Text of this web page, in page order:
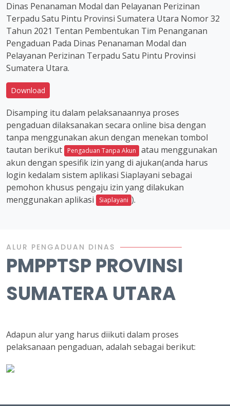
Dinas Penanaman Modal dan Pelayanan Perizinan
Terpadu Satu Pintu Provinsi Sumatera Utara Nomor 32
Tahun 2021 Tentan Pembentukan Tim Penanganan
Pengaduan Pada Dinas Penanaman Modal dan
Pelayanan Perizinan Terpadu Satu Pintu Provinsi
Sumatera Utara.
Download
Disamping itu dalam pelaksanaannya proses
pengaduan dilaksanakan secara online bisa dengan
tanpa menggunakan akun dengan menekan tombol
tautan berikut
Pengaduan Tanpa Akun
atau menggunakan
akun dengan spesifik izin yang di ajukan(anda harus
login kedalam sistem aplikasi Siaplayani sebagai
pemohon khusus pengaju izin yang dilakukan
menggunakan aplikasi
Siaplayani ).
ALUR PENGADUAN DINAS
PMPPTSP PROVINSI
SUMATERA UTARA
Adapun alur yang harus diikuti dalam proses
pelaksanaan pengaduan, adalah sebagai berikut: